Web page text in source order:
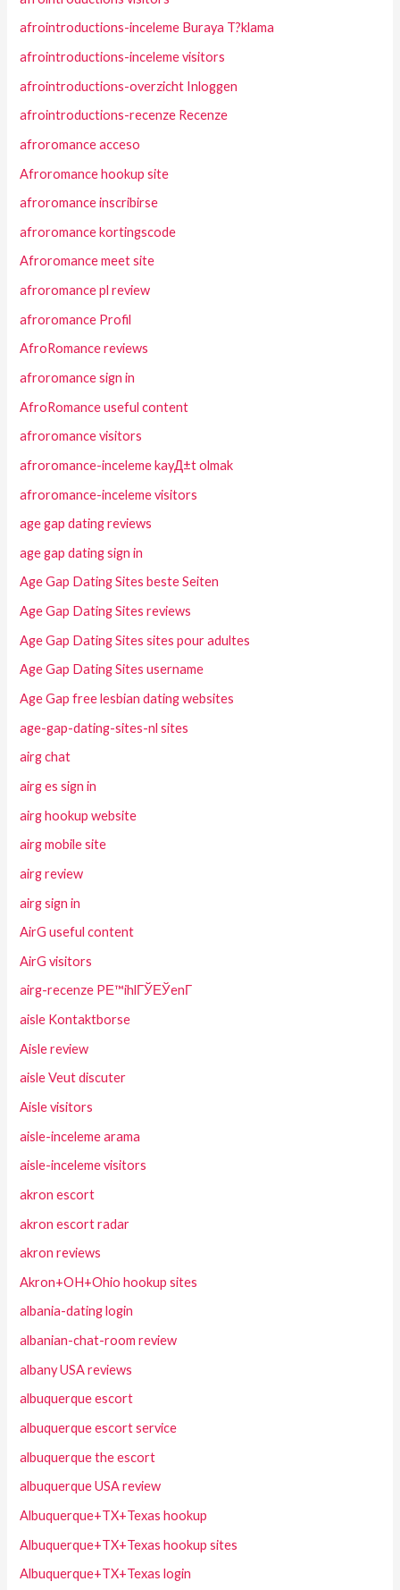
afrointroductions-inceleme Buraya T?klama
afrointroductions-inceleme visitors
afrointroductions-overzicht Inloggen
afrointroductions-recenze Recenze
afroromance acceso
Afroromance hookup site
afroromance inscribirse
afroromance kortingscode
Afroromance meet site
afroromance pl review
afroromance Profil
AfroRomance reviews
afroromance sign in
AfroRomance useful content
afroromance visitors
afroromance-inceleme kayД±t olmak
afroromance-inceleme visitors
age gap dating reviews
age gap dating sign in
Age Gap Dating Sites beste Seiten
Age Gap Dating Sites reviews
Age Gap Dating Sites sites pour adultes
Age Gap Dating Sites username
Age Gap free lesbian dating websites
age-gap-dating-sites-nl sites
airg chat
airg es sign in
airg hookup website
airg mobile site
airg review
airg sign in
AirG useful content
AirG visitors
airg-recenze PЕ™ihlГЎЕЎenГ­
aisle Kontaktborse
Aisle review
aisle Veut discuter
Aisle visitors
aisle-inceleme arama
aisle-inceleme visitors
akron escort
akron escort radar
akron reviews
Akron+OH+Ohio hookup sites
albania-dating login
albanian-chat-room review
albany USA reviews
albuquerque escort
albuquerque escort service
albuquerque the escort
albuquerque USA review
Albuquerque+TX+Texas hookup
Albuquerque+TX+Texas hookup sites
Albuquerque+TX+Texas login